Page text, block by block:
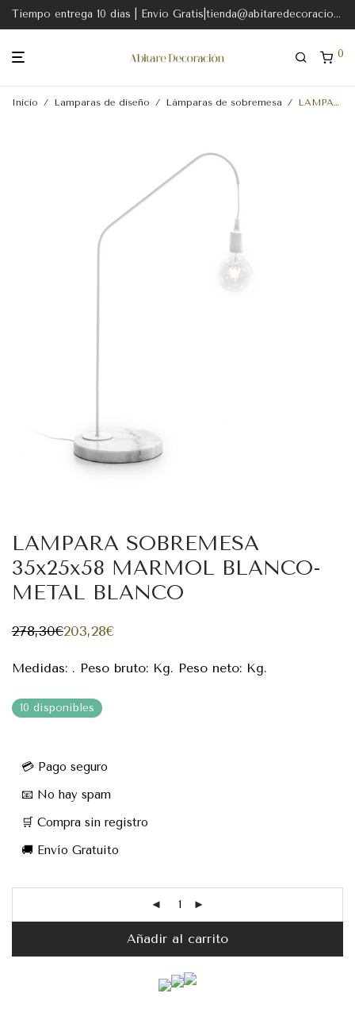
Tiempo entrega 10 dias | Envio Gratis|tienda@abitaredecoracion.com
0
Inicio / Lamparas de diseño / Lámparas de sobremesa / LAMPARA SOBREMESA 35x25x58 MARMOL BLANCO-METAL BLANCO
LAMPARA SOBREMESA
35x25x58 MARMOL BLANCO-
METAL BLANCO
278,30€
El
era:
203,28€
El
es:
Medidas: . Peso bruto: Kg. Peso neto: Kg.
10 disponibles
💳 Pago seguro
📧 No hay spam
🛒 Compra sin registro
🚚 Envío Gratuito
Añadir al carrito